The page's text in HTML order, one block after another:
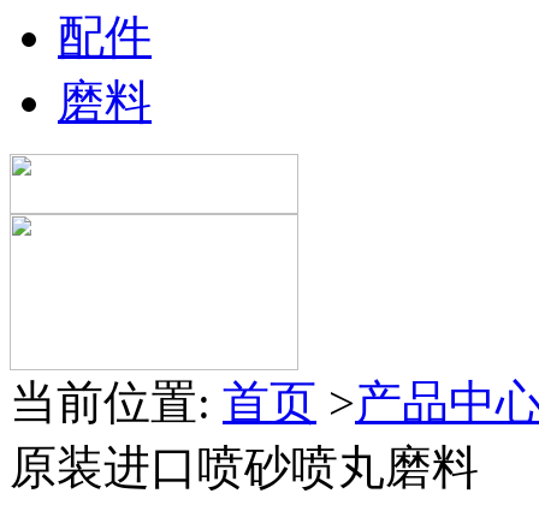
配件
磨料
当前位置: 首页 >产品中
原装进口喷砂喷丸磨料